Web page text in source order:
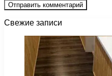
Свежие записи